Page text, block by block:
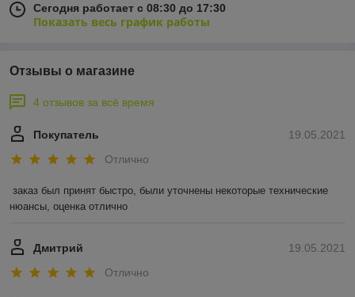
Сегодня работает с 08:30 до 17:30
Показать весь график работы
Отзывы о магазине
4 отзывов за всё время
19.05.2021
Покупатель
Отлично
заказ был принят быстро, были уточнены некоторые технические
нюансы, оценка отлично
19.05.2021
Дмитрий
Отлично